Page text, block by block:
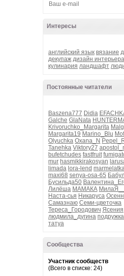
Интересы
английский язык вязание
декупаж дизайн интерьера
кулинария ландшафт
Постоянные читатели
Baszena777 Didia
Galche GlaNata
Krivoruchko_Margarita
Margarita19 Marino_Blu
Olyuchka Oxana_N
Tanehka Viktory27
bufetchudes fastfruit
mur hasmikkirakosyan
limada lora-lend
maxi68 senya-osa-65
Бусильда50
Лилёша МАМАКА
Наста-сья Никаруса
Самазнаю Семи-цветочка
Тереса_Городович Ясения
людмила_дугина
татуа
Сообщества
Участник сообществ
(Всего в списке: 24)